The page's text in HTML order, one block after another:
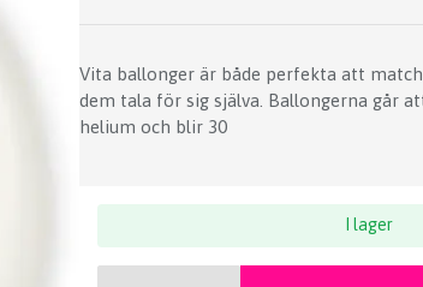
Vita ballonger är både perfekta att
dem tala för sig själva. Ballongerna går
helium och blir 30
I lager